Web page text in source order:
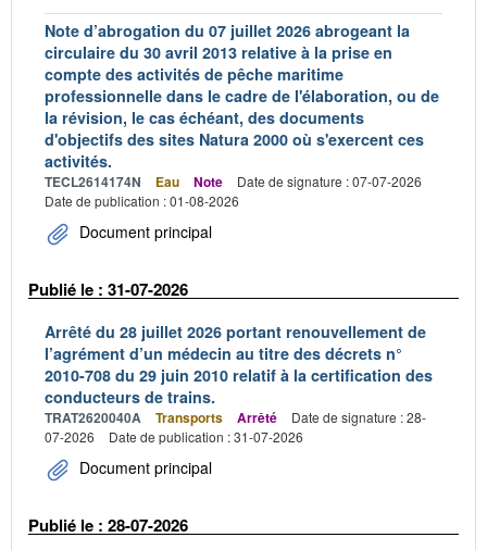
Note d’abrogation du 07 juillet 2026 abrogeant la
circulaire du 30 avril 2013 relative à la prise en
compte des activités de pêche maritime
professionnelle dans le cadre de l'élaboration, ou de
la révision, le cas échéant, des documents
d'objectifs des sites Natura 2000 où s'exercent ces
activités.
TECL2614174N Eau Note
Date de signature : 07-07-2026
Date de publication : 01-08-2026
Document principal
Publié le : 31-07-2026
Arrêté du 28 juillet 2026 portant renouvellement de
l’agrément d’un médecin au titre des décrets n°
2010-708 du 29 juin 2010 relatif à la certification des
conducteurs de trains.
TRAT2620040A Transports Arrêté
Date de signature : 28-
07-2026
Date de publication : 31-07-2026
Document principal
Publié le : 28-07-2026